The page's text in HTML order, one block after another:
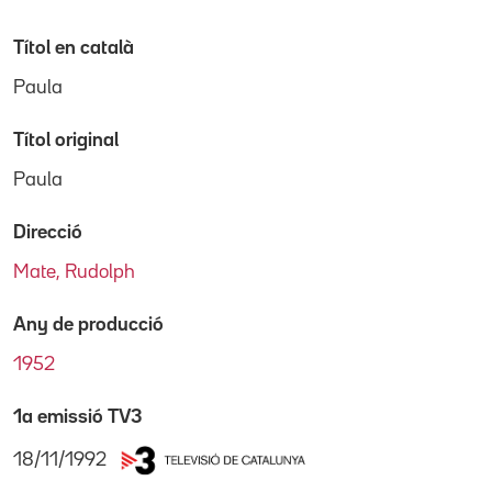
Títol en català
Paula
Títol original
Paula
Direcció
Mate, Rudolph
Any de producció
1952
1a emissió TV3
18/11/1992